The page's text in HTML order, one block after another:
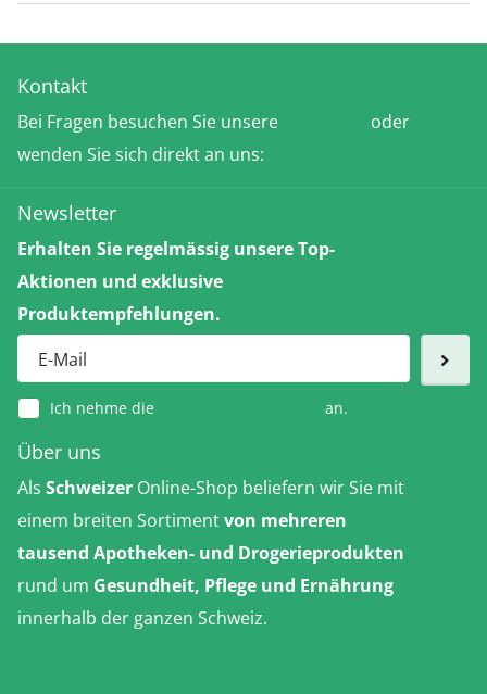
Kontakt
Bei Fragen besuchen Sie unsere
oder
wenden Sie sich direkt an uns:
Newsletter
Erhalten Sie regelmässig unsere Top-
Aktionen und exklusive
Produktempfehlungen.
Ich nehme die an.
Über uns
Als Schweizer Online-Shop beliefern wir Sie mit
einem breiten Sortimentvon mehreren
tausend Apotheken- und Drogerieprodukten
rund um Gesundheit, Pflege und Ernährung
innerhalb der ganzen Schweiz.